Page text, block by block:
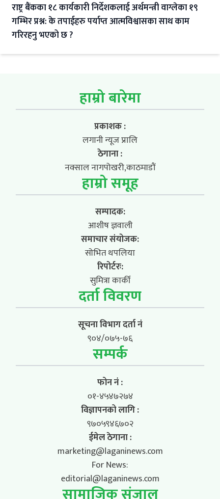
राष्ट्र बैंकका १८ कार्यकारी निर्देशकलाई अर्थमन्त्री वाग्लेका १९
गम्भिर प्रश्न: के तपाईहरु पर्याप्त आत्मविश्वासका साथ काम
गरिरहनु भएको छ ?
हाम्रो बारेमा
प्रकाशक :
लगानी न्यूज प्रालि
ठेगाना :
नक्साल नागपोखरी,काठमाडौं
हाम्रो समूह
सम्पादक:
आशीष ज्ञवाली
समाचार संयोजक:
सोभित थपलिया
रिपोर्टरः:
सुमित्रा कार्की
दर्ता विवरण
सूचना विभाग दर्ता नं
९०४/०७५-७६
सम्पर्क
फोन नं :
०१-४५४७२७४
विज्ञापनको लागि :
९७०५९४६७०२
ईमेल ठेगाना :
marketing@laganinews.com
For News:
editorial@laganinews.com